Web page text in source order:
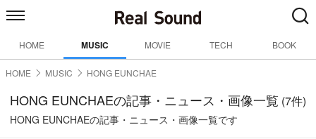
HOME MUSIC MOVIE TECH BOOK
HOME MUSIC HONG EUNCHAE
HONG EUNCHAEの記事・ニュース・画像一覧 (7件)
HONG EUNCHAEの記事・ニュース・画像一覧です